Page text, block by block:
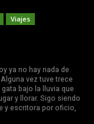
Viajes
ya no hay nada de
vez tuve trece
bajo la lluvia que
y llorar. Sigo siendo
y escritora por oficio,